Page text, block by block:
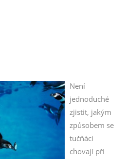
Není
jednoduché
zjistit, jakým
způsobem se
tučňáci
chovají při